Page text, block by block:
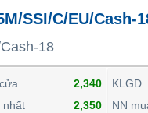
SSI/C/EU/Cash-
18
2,340
nhất
2,350
KLGD
NN